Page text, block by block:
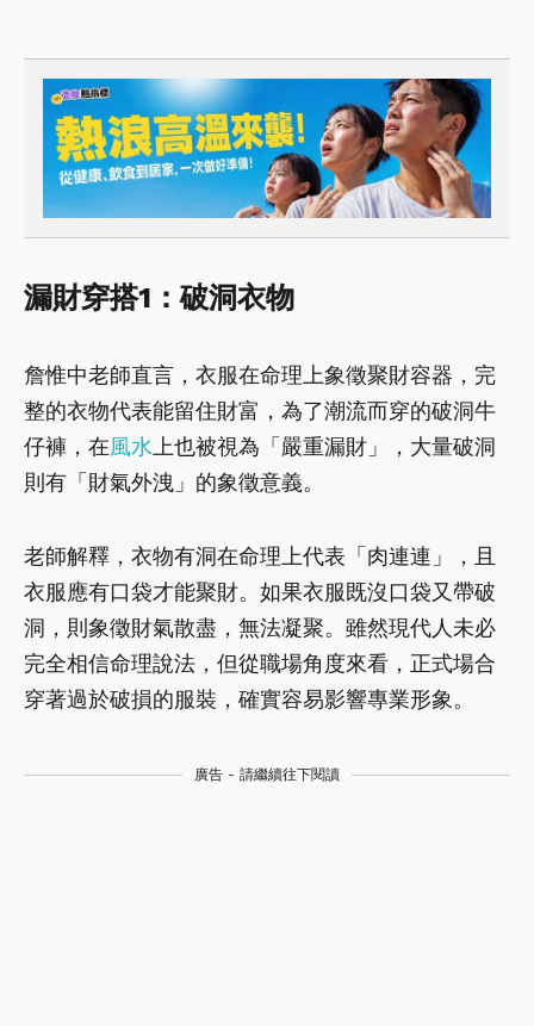
漏財穿搭1：破洞衣物
詹惟中老師直言，衣服在命理上象徵聚財容器，完
整的衣物代表能留住財富，為了潮流而穿的破洞牛
仔褲，在風水上也被視為「嚴重漏財」，大量破洞
則有「財氣外洩」的象徵意義。
老師解釋，衣物有洞在命理上代表「肉連連」，且
衣服應有口袋才能聚財。如果衣服既沒口袋又帶破
洞，則象徵財氣散盡，無法凝聚。雖然現代人未必
完全相信命理說法，但從職場角度來看，正式場合
穿著過於破損的服裝，確實容易影響專業形象。
廣告 - 請繼續往下閱讀